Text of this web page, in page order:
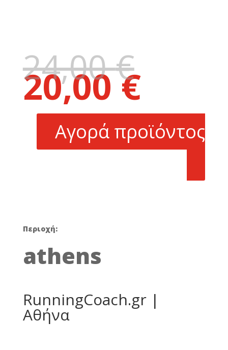
24,00€Original
price
was:
24,00 €.
20,00€τιμή
είναι:
20,00 €.
Αγορά προϊόντος
Περιοχή:
athens
RunningCoach.gr |
Αθήνα